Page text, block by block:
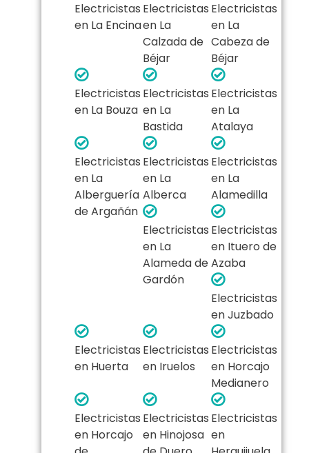
Electricistas
en La Encina
Electricistas
en La
Calzada de
Béjar
Electricistas
en La
Cabeza de
Béjar
Electricistas
en La Bouza
Electricistas
en La
Bastida
Electricistas
en La
Atalaya
Electricistas
en La
Alberguería
de Argañán
Electricistas
en La
Alberca
Electricistas
en La
Alamedilla
Electricistas
en La
Alameda de
Gardón
Electricistas
en Ituero de
Azaba
Electricistas
en Juzbado
Electricistas
en Huerta
Electricistas
en Iruelos
Electricistas
en Horcajo
Medianero
Electricistas
en Horcajo
Electricistas
en Hinojosa
Electricistas
en